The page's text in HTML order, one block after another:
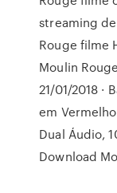
streaming
Rouge filme
Moulin
21/01/2018 ·
em
Dual Áudio,
Download